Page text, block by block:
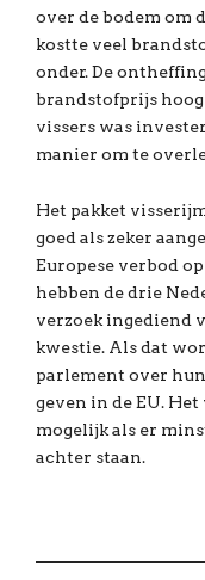
over de bodem om
kostte veel
onder. De
brandstofprijs hoog
vissers was
manier om te
Het pakket
goed als zeker
Europese verbod
hebben de drie
verzoek ingediend
kwestie. Als dat
parlement over
geven in de EU.
mogelijk als er
achter staan.